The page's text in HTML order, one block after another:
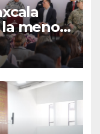
menor
país